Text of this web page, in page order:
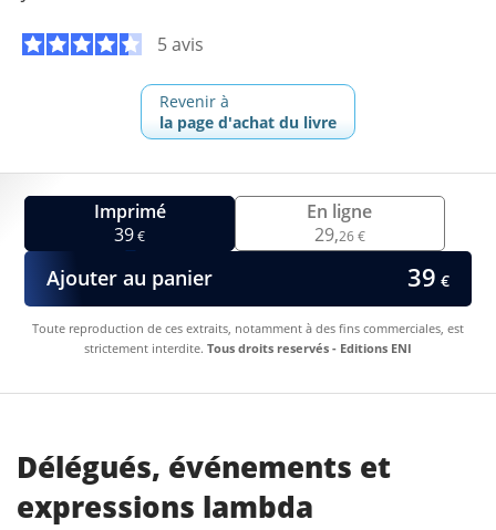
5 avis
Revenir à
la page d'achat du livre
Imprimé
39€
En ligne
29,26 €
Ajouter au panier 39 €
Toute reproduction de ces extraits, notamment à des fins commerciales, est
strictement interdite. Tous droits reservés - Editions ENI
Délégués, événements et
expressions lambda